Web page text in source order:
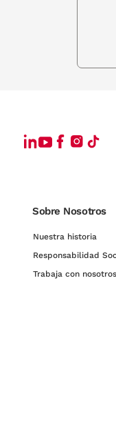
Sobre Nosotros
Nuestra historia
Responsabilidad
Trabaja con nosotros